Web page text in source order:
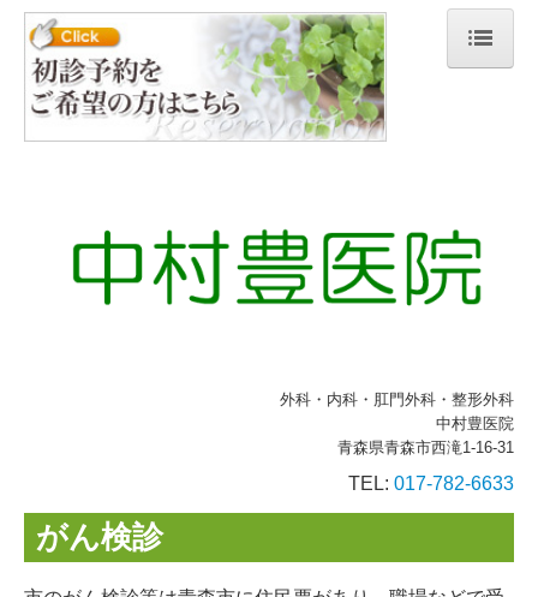
ホーム
院長紹介
初診の方へ
各種健診
交通案内
外科・内科・肛門外科・整形外科
中村豊医院
青森県青森市西滝1-16-31
TEL: 017-782-6633
がん検診